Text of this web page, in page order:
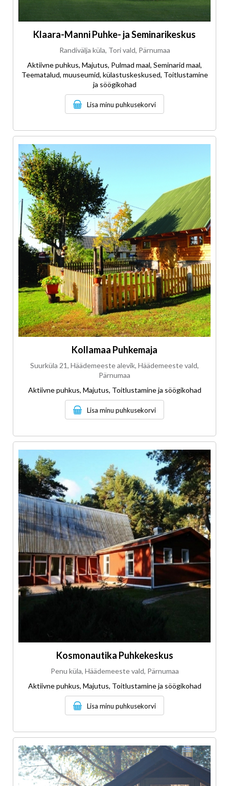
Klaara-Manni Puhke- ja Seminarikeskus
Randivälja küla, Tori vald, Pärnumaa
Aktiivne puhkus, Majutus, Pulmad maal, Seminarid maal,
Teematalud, muuseumid, külastuskeskused, Toitlustamine
ja söögikohad
Lisa minu puhkusekorvi
Kollamaa Puhkemaja
Suurküla 21, Häädemeeste alevik, Häädemeeste vald,
Pärnumaa
Aktiivne puhkus, Majutus, Toitlustamine ja söögikohad
Lisa minu puhkusekorvi
Kosmonautika Puhkekeskus
Penu küla, Häädemeeste vald, Pärnumaa
Aktiivne puhkus, Majutus, Toitlustamine ja söögikohad
Lisa minu puhkusekorvi